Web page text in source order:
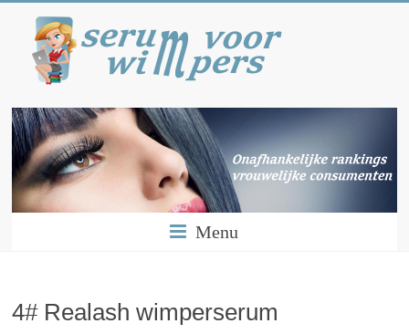
Menu
4# Realash wimperserum